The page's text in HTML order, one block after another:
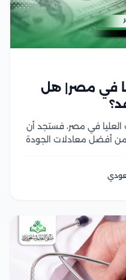
في مصر| هل
العليا في مصر، فستجد أن
من أفضل معادلات الجودة
وجود...